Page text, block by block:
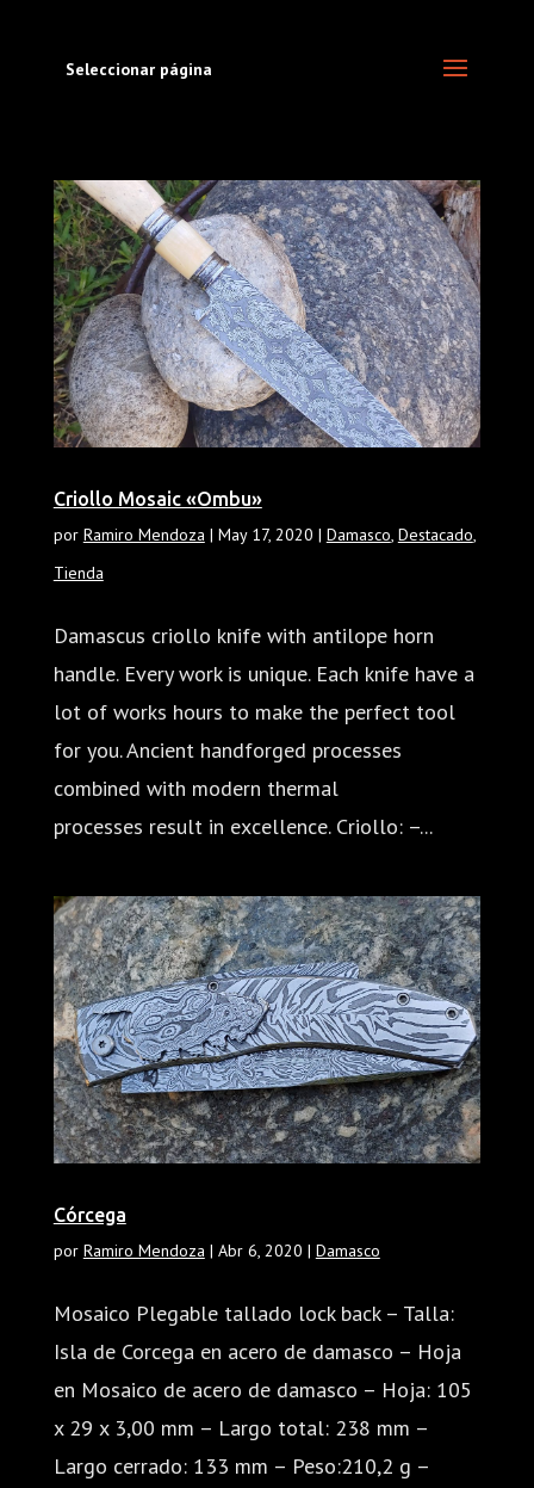
Seleccionar página
Criollo Mosaic «Ombu»
por Ramiro Mendoza | May 17, 2020 | Damasco, Destacado,
Tienda
Damascus criollo knife with antilope horn
handle. Every work is unique. Each knife have a
lot of works hours to make the perfect tool
for you. Ancient handforged processes
combined with modern thermal
processes result in excellence. Criollo: –...
Córcega
por Ramiro Mendoza | Abr 6, 2020 | Damasco
Mosaico Plegable tallado lock back – Talla:
Isla de Corcega en acero de damasco – Hoja
en Mosaico de acero de damasco – Hoja: 105
x 29 x 3,00 mm – Largo total: 238 mm –
Largo cerrado: 133 mm – Peso:210,2 g –